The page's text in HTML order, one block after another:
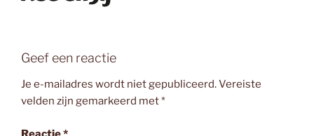
Geef een reactie
Je e-mailadres wordt niet gepubliceerd.Vereiste
velden zijn gemarkeerd met*